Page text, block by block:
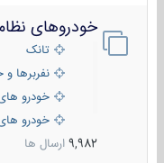
خودروهای
تانک
نفربرها و
خودرو های
خودرو های
9,982 ارسال ها